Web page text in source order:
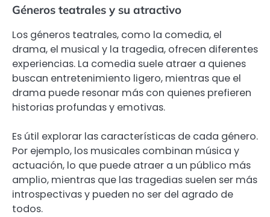
Géneros teatrales y su atractivo
Los géneros teatrales, como la comedia, el
drama, el musical y la tragedia, ofrecen diferentes
experiencias. La comedia suele atraer a quienes
buscan entretenimiento ligero, mientras que el
drama puede resonar más con quienes prefieren
historias profundas y emotivas.
Es útil explorar las características de cada género.
Por ejemplo, los musicales combinan música y
actuación, lo que puede atraer a un público más
amplio, mientras que las tragedias suelen ser más
introspectivas y pueden no ser del agrado de
todos.